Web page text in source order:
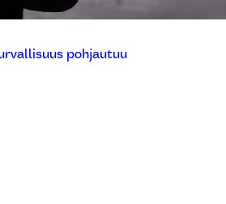
pohjautuu